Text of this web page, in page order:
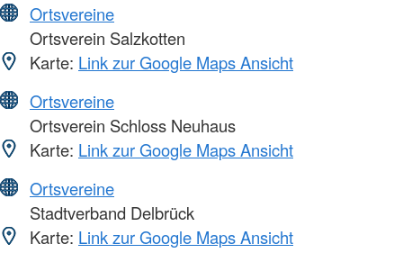
Ortsvereine
Ortsverein Salzkotten
Karte: Link zur Google Maps Ansicht
Ortsvereine
Ortsverein Schloss Neuhaus
Karte: Link zur Google Maps Ansicht
Ortsvereine
Stadtverband Delbrück
Karte: Link zur Google Maps Ansicht